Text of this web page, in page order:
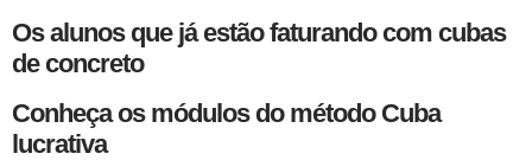
Os alunos que já estão faturando com cubas
de concreto
Conheça os módulos do método Cuba
lucrativa